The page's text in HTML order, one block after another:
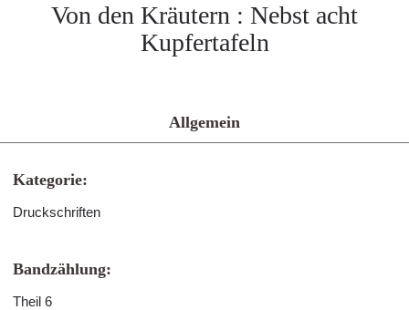
Von den Kräutern : Nebst acht
Kupfertafeln
Allgemein
Kategorie:
Druckschriften
Bandzählung:
Theil 6